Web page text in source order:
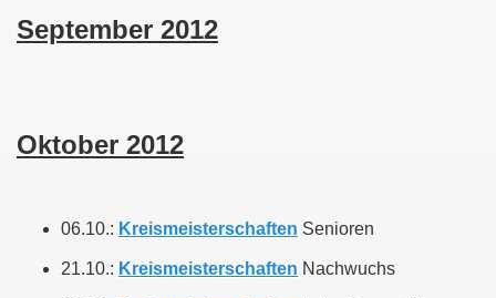
September 2012
Oktober 2012
06.10.: Kreismeisterschaften Senioren
21.10.: Kreismeisterschaften Nachwuchs